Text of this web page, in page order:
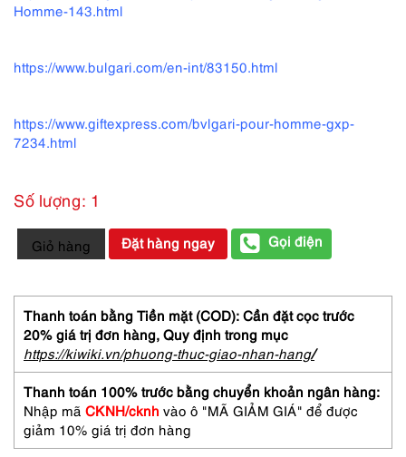
Homme-143.html
https://www.bulgari.com/en-int/83150.html
https://www.giftexpress.com/bvlgari-pour-homme-gxp-
7234.html
Số lượng: 1
0315-
BVLGARI
Homme
EDT
30ml-
Nước
hoa
nam-
Đã
sử
dụng
Giỏ hàng Đặt hàng ngay Gọi điện
Thanh toán bằng Tiền mặt (COD): Cần đặt cọc trước
20% giá trị đơn hàng, Quy định trong mục
https://kiwiki.vn/phuong-thuc-giao-nhan-hang/
Thanh toán 100% trước bằng chuyển khoản ngân hàng:
Nhập mã CKNH/cknh vào ô "MÃ GIẢM GIÁ" để được
giảm 10% giá trị đơn hàng